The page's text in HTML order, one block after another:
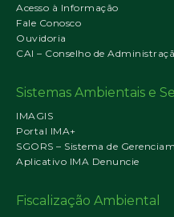
Acesso à Informação
Fale Conosco
Ouvidoria
CAI – Conselho de
Sistemas Ambientais e
IMAGIS
Portal IMA+
SGORS – Sistema de
Aplicativo IMA Denuncie
Fiscalização Ambiental